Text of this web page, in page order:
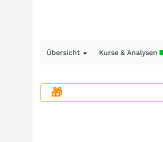
Übersicht Kurse & Analysen
🎁